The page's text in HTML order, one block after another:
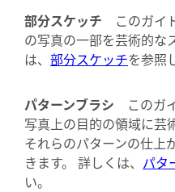
部分スケッチ
このガイ
の写真の一部を芸術的な
は、 部分スケッチを参照
パターンブラシ
このガ
写真上の目的の領域に芸
それらのパターンの仕上
きます。 詳しくは、 パタ
い。